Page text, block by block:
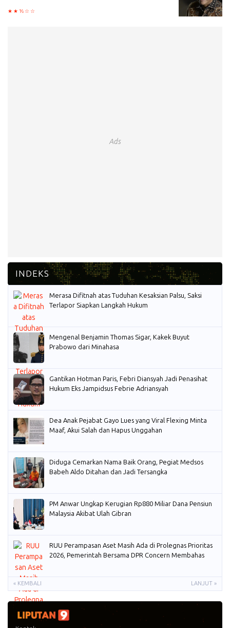
Ads
Merasa Difitnah atas Tuduhan Kesaksian Palsu, Saksi
Terlapor Siapkan Langkah Hukum
Mengenal Benjamin Thomas Sigar, Kakek Buyut
Prabowo dari Minahasa
Gantikan Hotman Paris, Febri Diansyah Jadi Penasihat
Hukum Eks Jampidsus Febrie Adriansyah
Dea Anak Pejabat Gayo Lues yang Viral Flexing Minta
Maaf, Akui Salah dan Hapus Unggahan
Diduga Cemarkan Nama Baik Orang, Pegiat Medsos
Babeh Aldo Ditahan dan Jadi Tersangka
PM Anwar Ungkap Kerugian Rp880 Miliar Dana Pensiun
Malaysia Akibat Ulah Gibran
RUU Perampasan Aset Masih Ada di Prolegnas Prioritas
2026, Pemerintah Bersama DPR Concern Membahas
« KEMBALI LANJUT »